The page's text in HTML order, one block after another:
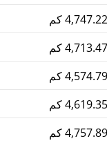
4,747.22 كم
4,713.47 كم
4,574.79 كم
4,619.35 كم
4,757.89 كم